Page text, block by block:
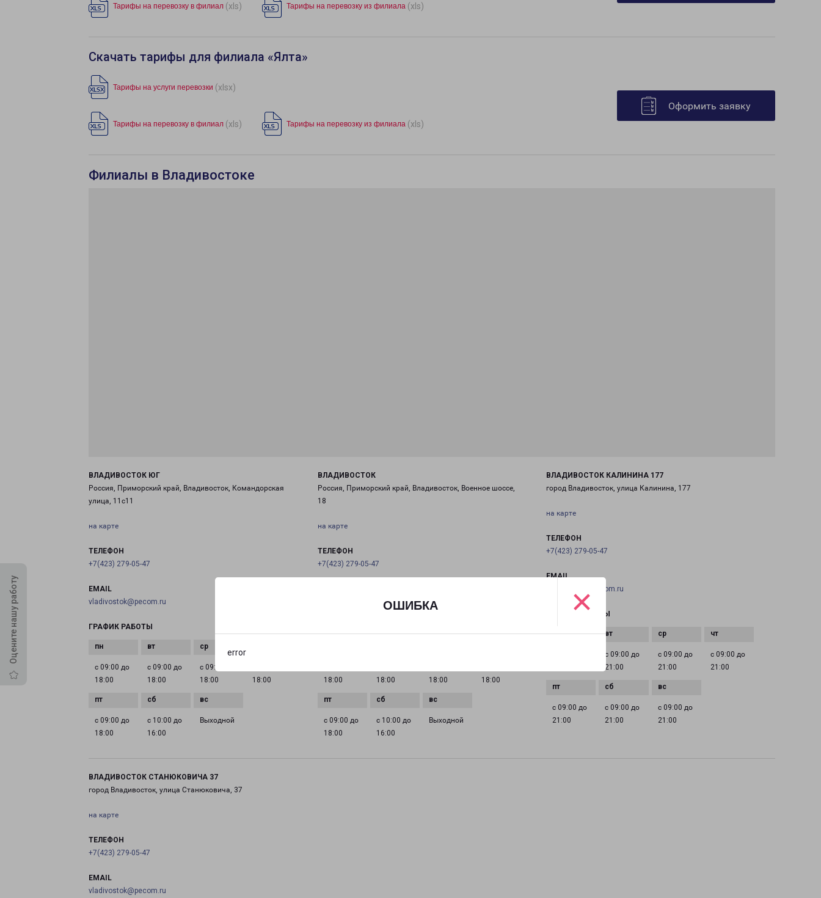
ОШИБКА
error
×
Оцените нашу работу
Тарифы на перевозку в филиал (xls) Тарифы на перевозку из филиала (xls)
Скачать тарифы для филиала «Ялта»
Тарифы на услуги перевозки (xlsx)
Тарифы на перевозку в филиал (xls) Тарифы на перевозку из филиала (xls)
Оформить заявку
Филиалы в Владивостоке
ВЛАДИВОСТОК ЮГ
Россия, Приморский край, Владивосток, Командорская
улица, 11с11
на карте
ТЕЛЕФОН
+7(423) 279-05-47
EMAIL
vladivostok@pecom.ru
ГРАФИК РАБОТЫ
с 09:00 до
18:00
с 09:00 до
18:00
с 09:00 до
18:00
18:00
с 09:00 до
18:00
с 10:00 до
16:00
Выходной
ВЛАДИВОСТОК
Россия, Приморский край, Владивосток, Военное шоссе,
18
на карте
ТЕЛЕФОН
+7(423) 279-05-47
vladivostok@pecom.ru
18:00
18:00
18:00
18:00
с 09:00 до
18:00
с 10:00 до
16:00
Выходной
ВЛАДИВОСТОК КАЛИНИНА 177
город Владивосток, улица Калинина, 177
на карте
ТЕЛЕФОН
+7(423) 279-05-47
EMAIL
vladivostok@pecom.ru
ГРАФИК РАБОТЫ
с 09:00 до
21:00
с 09:00 до
21:00
с 09:00 до
21:00
с 09:00 до
21:00
с 09:00 до
21:00
с 09:00 до
21:00
ВЛАДИВОСТОК СТАНЮКОВИЧА 37
город Владивосток, улица Станюковича, 37
на карте
ТЕЛЕФОН
+7(423) 279-05-47
EMAIL
vladivostok@pecom.ru